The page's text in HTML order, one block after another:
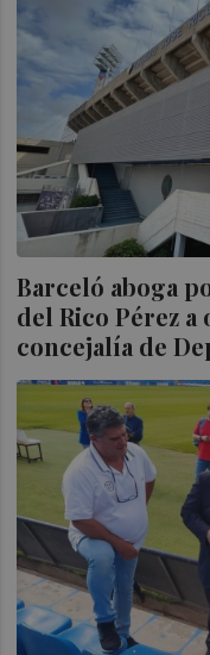
Barceló aboga
del Rico Pérez a
concejalía de